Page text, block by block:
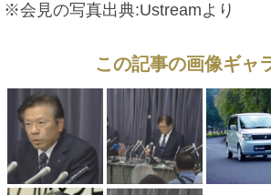
※会見の写真出典:Ustreamより
この記事の画像ギャ